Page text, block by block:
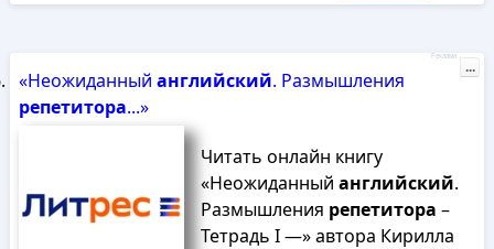
«Неожиданный английский. Размышления
репетитора...»
Читать онлайн книгу
«Неожиданный английский.
Размышления репетитора –
Тетрадь I —» автора Кирилла
Реклама
...